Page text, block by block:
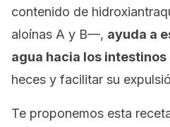
contenido de
aloínas A y B—, ayuda a
agua hacia los intestinos
heces y facilitar su
Te proponemos esta